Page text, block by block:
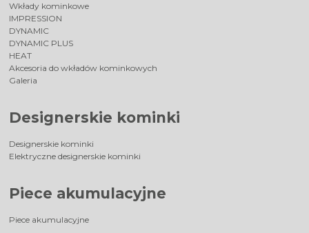
Wkłady kominkowe
IMPRESSION
DYNAMIC
DYNAMIC PLUS
HEAT
Akcesoria do wkładów kominkowych
Galeria
Designerskie kominki
Designerskie kominki
Elektryczne designerskie kominki
Piece akumulacyjne
Piece akumulacyjne